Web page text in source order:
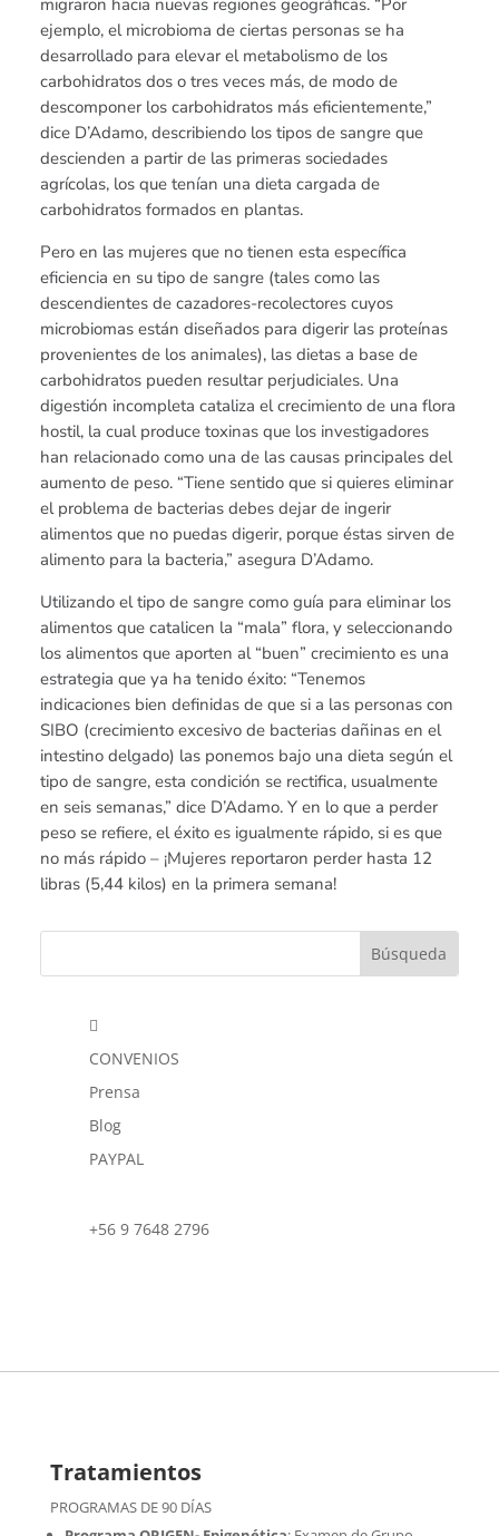
migraron hacia nuevas regiones geográficas. “Por
ejemplo, el microbioma de ciertas personas se ha
desarrollado para elevar el metabolismo de los
carbohidratos dos o tres veces más, de modo de
descomponer los carbohidratos más eficientemente,”
dice D’Adamo, describiendo los tipos de sangre que
descienden a partir de las primeras sociedades
agrícolas, los que tenían una dieta cargada de
carbohidratos formados en plantas.
Pero en las mujeres que no tienen esta específica
eficiencia en su tipo de sangre (tales como las
descendientes de cazadores-recolectores cuyos
microbiomas están diseñados para digerir las proteínas
provenientes de los animales), las dietas a base de
carbohidratos pueden resultar perjudiciales. Una
digestión incompleta cataliza el crecimiento de una flora
hostil, la cual produce toxinas que los investigadores
han relacionado como una de las causas principales del
aumento de peso. “Tiene sentido que si quieres eliminar
el problema de bacterias debes dejar de ingerir
alimentos que no puedas digerir, porque éstas sirven de
alimento para la bacteria,” asegura D’Adamo.
Utilizando el tipo de sangre como guía para eliminar los
alimentos que catalicen la “mala” flora, y seleccionando
los alimentos que aporten al “buen” crecimiento es una
estrategia que ya ha tenido éxito: “Tenemos
indicaciones bien definidas de que si a las personas con
SIBO (crecimiento excesivo de bacterias dañinas en el
intestino delgado) las ponemos bajo una dieta según el
tipo de sangre, esta condición se rectifica, usualmente
en seis semanas,” dice D’Adamo. Y en lo que a perder
peso se refiere, el éxito es igualmente rápido, si es que
no más rápido – ¡Mujeres reportaron perder hasta 12
libras (5,44 kilos) en la primera semana!

CONVENIOS
Prensa
Blog
PAYPAL
+56 9 7648 2796
Tratamientos
PROGRAMAS DE 90 DÍAS